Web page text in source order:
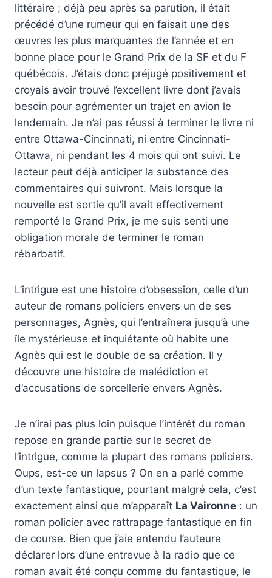
littéraire ; déjà peu après sa parution, il était
précédé d’une rumeur qui en faisait une des
œuvres les plus marquantes de l’année et en
bonne place pour le Grand Prix de la SF et du F
québécois. J’étais donc préjugé positivement et
croyais avoir trouvé l’excellent livre dont j’avais
besoin pour agrémenter un trajet en avion le
lendemain. Je n’ai pas réussi à terminer le livre ni
entre Ottawa-Cincinnati, ni entre Cincinnati-
Ottawa, ni pendant les 4 mois qui ont suivi. Le
lecteur peut déjà anticiper la substance des
commentaires qui suivront. Mais lorsque la
nouvelle est sortie qu’il avait effectivement
remporté le Grand Prix, je me suis senti une
obligation morale de terminer le roman
rébarbatif.
L’intrigue est une histoire d’obsession, celle d’un
auteur de romans policiers envers un de ses
personnages, Agnès, qui l’entraînera jusqu’à une
île mystérieuse et inquiétante où habite une
Agnès qui est le double de sa création. Il y
découvre une histoire de malédiction et
d’accusations de sorcellerie envers Agnès.
Je n’irai pas plus loin puisque l’intérêt du roman
repose en grande partie sur le secret de
l’intrigue, comme la plupart des romans policiers.
Oups, est-ce un lapsus ? On en a parlé comme
d’un texte fantastique, pourtant malgré cela, c’est
exactement ainsi que m’apparaît La Vaironne : un
roman policier avec rattrapage fantastique en fin
de course. Bien que j’aie entendu l’auteure
déclarer lors d’une entrevue à la radio que ce
roman avait été conçu comme du fantastique, le